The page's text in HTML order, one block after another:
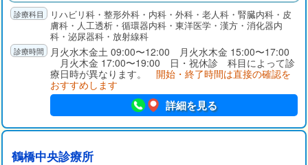
医学的治療の中にうまく組み込むことにより、脳梗塞、脳出血
の後遺症である麻痺やしびれに対する新しいアプローチが可能
となるほか、初期の認知症ケアなどにも効果を発揮していま
す。
リハビリ科・整形外科・内科・外科・老人科・腎臓内科・皮
膚科・人工透析・循環器内科・東洋医学・漢方・消化器内
科・泌尿器科・放射線科
月火水木金土 09:00〜12:00 月火水木金 15:00〜17:00
月火木金 17:00〜19:00 日・祝休診 科目によって診
療日時が異なります。 開始・終了時間は直接の確認を
おすすめします
詳細を見る
鶴橋中央診療所